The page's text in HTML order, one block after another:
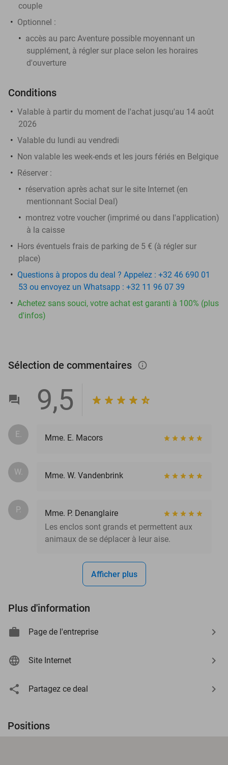
couple
Optionnel :
accès au parc Aventure possible moyennant un
supplément, à régler sur place selon les horaires
d'ouverture
Conditions
Valable à partir du moment de l'achat jusqu'au 14 août
2026
Valable du lundi au vendredi
Non valable les week-ends et les jours fériés en Belgique
Réserver :
réservation après achat sur le site Internet (en
mentionnant Social Deal)
montrez votre voucher (imprimé ou dans l'application)
à la caisse
Hors éventuels frais de parking de 5 € (à régler sur
place)
Questions à propos du deal ? Appelez : +32 46 690 01
53 ou envoyez un Whatsapp : +32 11 96 07 39
Achetez sans souci, votre achat est garanti à 100% (plus
d'infos)
Sélection de commentaires info_outlined
9,5
E. Mme. E. Macors
W. Mme. W. Vandenbrink
P.
Mme. P. Denanglaire
Les enclos sont grands et permettent aux
animaux de se déplacer à leur aise.
Afficher plus
Plus d'information
Page de l'entreprise
Site Internet
Partagez ce deal
Positions